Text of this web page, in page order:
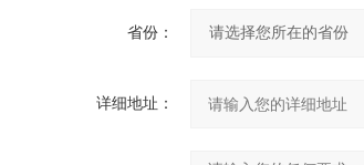
省份：
详细地址：